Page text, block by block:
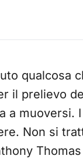
qualcosa
il prelievo
a muoversi.
Non si
Thomas